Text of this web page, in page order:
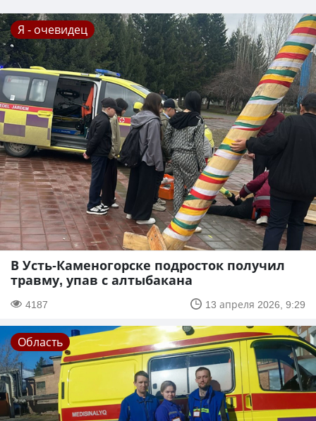
Я - очевидец
В Усть-Каменогорске подросток получил
травму, упав с алтыбакана
4187 13 апреля 2026, 9:29
Область